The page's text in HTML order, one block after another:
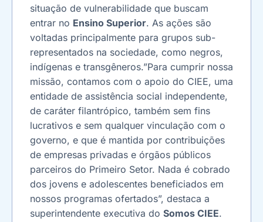
situação de vulnerabilidade que buscam
entrar no Ensino Superior. As ações são
voltadas principalmente para grupos sub-
representados na sociedade, como negros,
indígenas e transgêneros.”Para cumprir nossa
missão, contamos com o apoio do CIEE, uma
entidade de assistência social independente,
de caráter filantrópico, também sem fins
lucrativos e sem qualquer vinculação com o
governo, e que é mantida por contribuições
de empresas privadas e órgãos públicos
parceiros do Primeiro Setor. Nada é cobrado
dos jovens e adolescentes beneficiados em
nossos programas ofertados”, destaca a
superintendente executiva do Somos CIEE.